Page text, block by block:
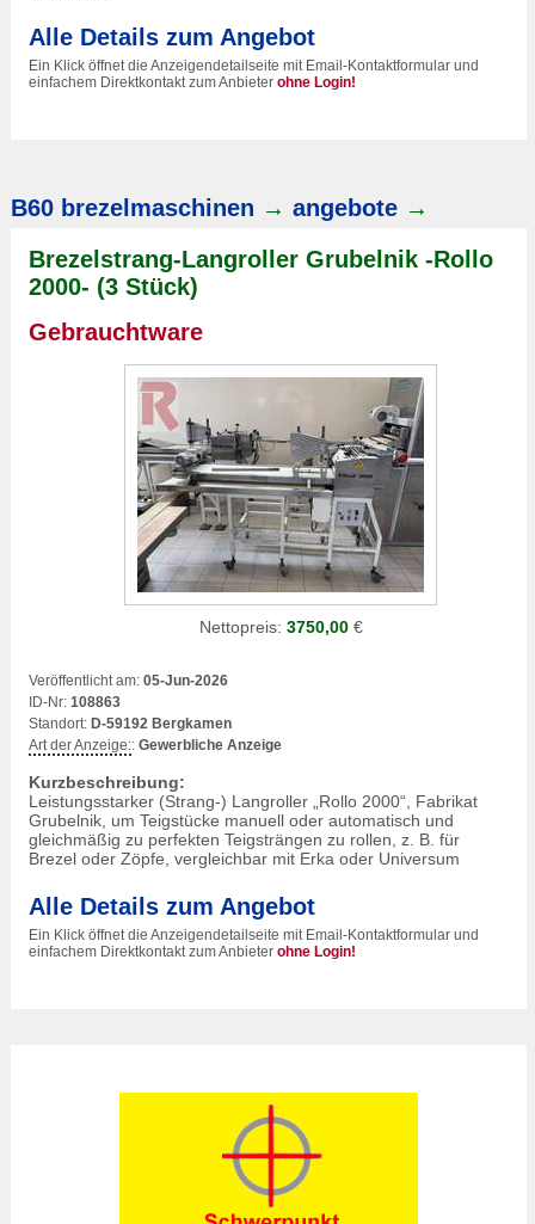
Alle Details zum Angebot
Ein Klick öffnet die Anzeigendetailseite mit Email-Kontaktformular und
einfachem Direktkontakt zum Anbieter ohne Login!
B60 brezelmaschinen → angebote →
Brezelstrang-Langroller Grubelnik -Rollo
2000- (3 Stück)
Gebrauchtware
Nettopreis: 3750,00€
Veröffentlicht am: 05-Jun-2026
ID-Nr: 108863
Standort: D-59192 Bergkamen
Art der Anzeige:: Gewerbliche Anzeige
Kurzbeschreibung:
Leistungsstarker (Strang-) Langroller „Rollo 2000“, Fabrikat
Grubelnik, um Teigstücke manuell oder automatisch und
gleichmäßig zu perfekten Teigsträngen zu rollen, z. B. für
Brezel oder Zöpfe, vergleichbar mit Erka oder Universum
Alle Details zum Angebot
Ein Klick öffnet die Anzeigendetailseite mit Email-Kontaktformular und
einfachem Direktkontakt zum Anbieter ohne Login!